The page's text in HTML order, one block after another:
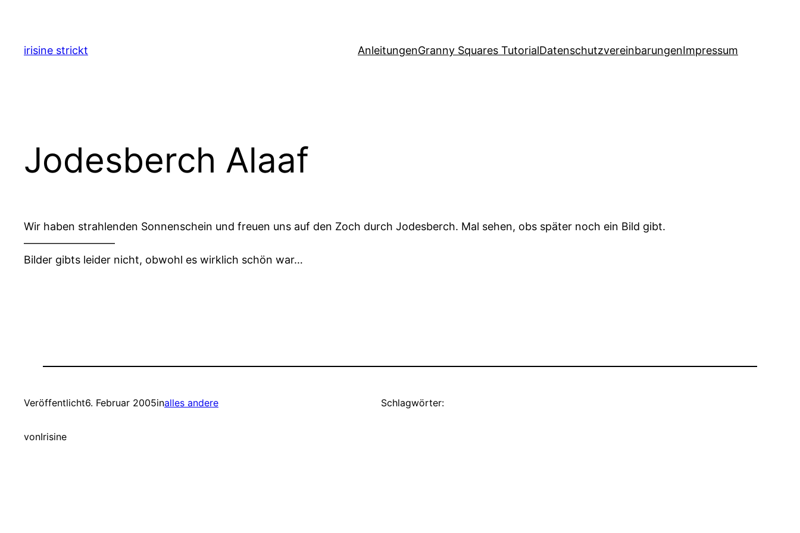
springen
irisine strickt AnleitungenGranny Squares TutorialDatenschutzvereinbarungenImpressum
Jodesberch Alaaf
Wir haben strahlenden Sonnenschein und freuen uns auf den Zoch durch Jodesberch. Mal sehen, obs später noch ein Bild gibt.
————————–
Bilder gibts leider nicht, obwohl es wirklich schön war…
Veröffentlicht6. Februar 2005inalles andere
vonIrisine
Schlagwörter: